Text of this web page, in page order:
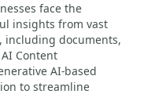
face the
insights from vast
including documents,
Content
AI-based
to streamline